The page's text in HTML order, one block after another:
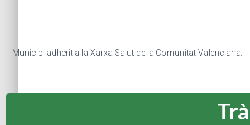
Municipi adherit a la Xarxa Salut de la Comunitat Valenciana.